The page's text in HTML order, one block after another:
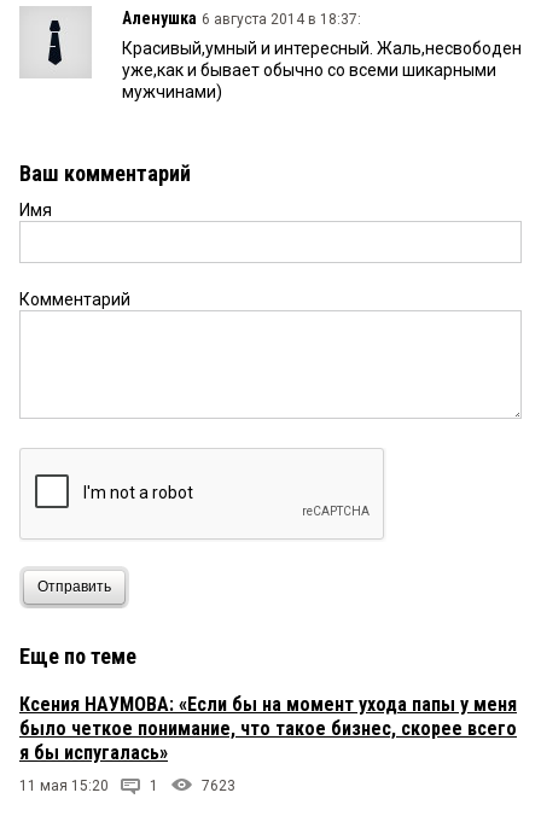
Аленушка 6 августа 2014 в 18:37:
Красивый,умный и интересный. Жаль,несвободен
уже,как и бывает обычно со всеми шикарными
мужчинами)
Ваш комментарий
Имя
Комментарий
Отправить
Еще по теме
Ксения НАУМОВА: «Если бы на момент ухода папы у меня
было четкое понимание, что такое бизнес, скорее всего
я бы испугалась»
11 мая 15:20 1 7623